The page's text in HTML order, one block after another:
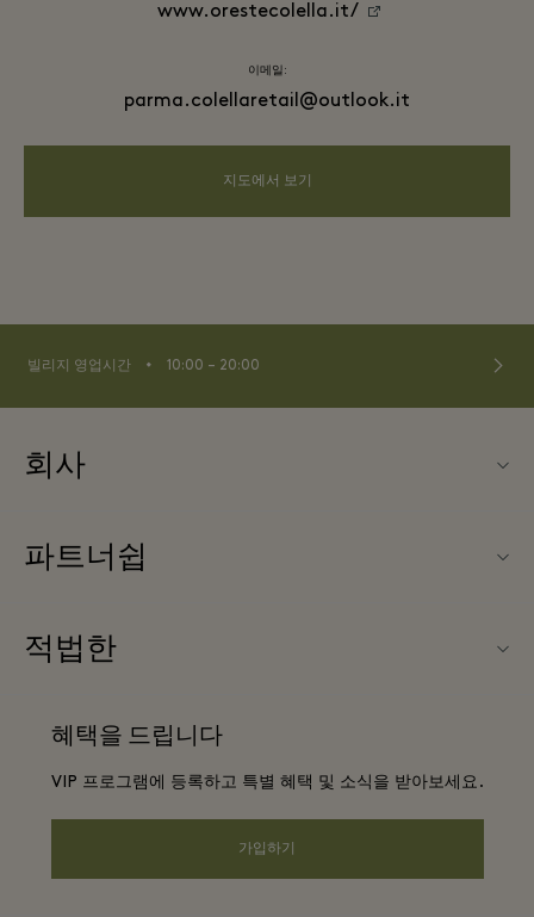
www.orestecolella.it/
이메일:
parma.colellaretail@outlook.it
지도에서 보기
빌리지 영업시간 ⬩ 10:00 – 20:00
회사
FAQ
문의하기
커리어
파트너쉽
파트너가되다
호텔 및 지역 명소
기업 제휴 프로그램
적법한
프리빌리지 약관
혜택을 드립니다
VIP 프로그램에 등록하고 특별 혜택 및 소식을 받아보세요.
가입하기